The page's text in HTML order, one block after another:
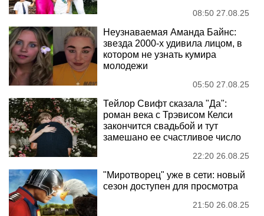
08:50 27.08.25
Неузнаваемая Аманда Байнс:
звезда 2000-х удивила лицом, в
котором не узнать кумира
молодежи
05:50 27.08.25
Тейлор Свифт сказала "Да":
роман века с Трэвисом Келси
закончится свадьбой и тут
замешано ее счастливое число
22:20 26.08.25
"Миротворец" уже в сети: новый
сезон доступен для просмотра
21:50 26.08.25